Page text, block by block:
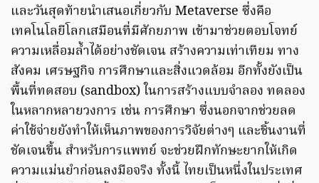
และวันสุดท้ายนำเสนอเกี่ยวกับ Metaverse ซึ่งคือ
เทคโนโลยีโลกเสมือนที่มีศักยภาพ เข้ามาช่วยตอบโจทย์
ความเหลื่อมล้ำได้อย่างชัดเจน สร้างความเท่าเทียม ทาง
สังคม เศรษฐกิจ การศึกษาและสิ่งแวดล้อม อีกทั้งยังเป็น
พื้นที่ทดสอบ (sandbox) ในการสร้างแบบจำลอง ทดลอง
ในหลากหลายวงการ เช่น การศึกษา ซึ่งนอกจากช่วยลด
ค่าใช้จ่ายยังทำให้เห็นภาพของการวิจัยต่างๆ และชิ้นงานที่
ชัดเจนขึ้น สำหรับการแพทย์ จะช่วยฝึกทักษะยากให้เกิด
ความแม่นยำก่อนลงมือจริง ทั้งนี้ ไทยเป็นหนึ่งในประเทศ